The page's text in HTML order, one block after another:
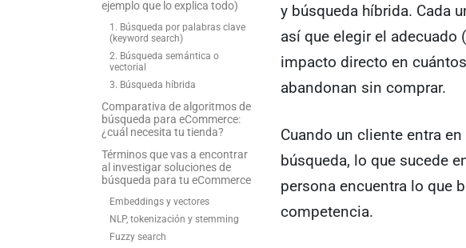
ejemplo que lo explica todo)
1. Búsqueda por palabras clave
(keyword search)
2. Búsqueda semántica o
vectorial
3. Búsqueda híbrida
Comparativa de algoritmos de
búsqueda para eCommerce:
¿cuál necesita tu tienda?
Términos que vas a encontrar
al investigar soluciones de
búsqueda para tu eCommerce
Embeddings y vectores
NLP, tokenización y stemming
Fuzzy search
y búsqueda híbrida. Cada
así que elegir el
impacto directo en
abandonan sin comprar.
Cuando un cliente entra
búsqueda, lo que sucede
persona encuentra lo que
competencia.